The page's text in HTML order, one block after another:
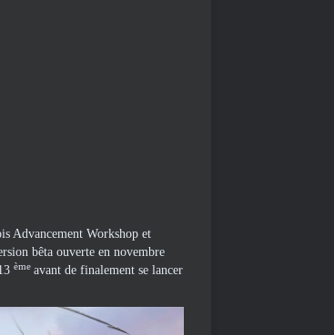
Advancement Workshop et
bêta ouverte en novembre
ème avant de finalement se lancer